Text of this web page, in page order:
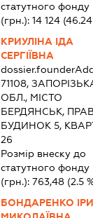
статутного фонду
(грн.):14 124
КРИУЛІНА ІДА
СЕРГІЇВНА
71108,
ОБЛ., МІСТО
БЕРДЯНСЬК,
БУДИНОК 5,
26
Розмір внеску до
статутного фонду
(грн.):763,48 (2.5
БОНДАРЕНКО